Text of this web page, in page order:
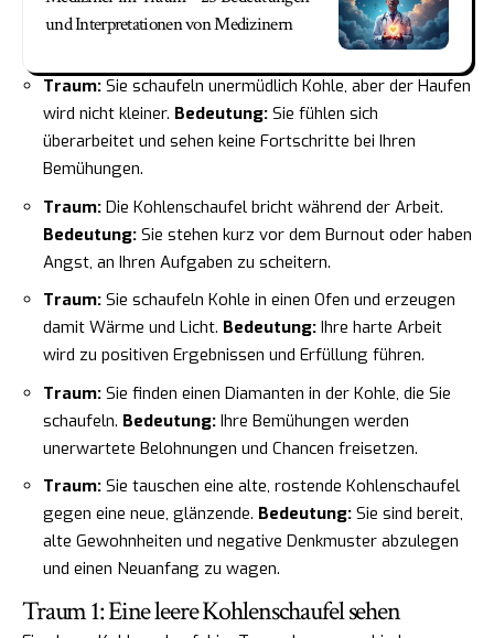
und Interpretationen von Medizinern
Traum: Sie schaufeln unermüdlich Kohle, aber der Haufen
wird nicht kleiner. Bedeutung: Sie fühlen sich
überarbeitet und sehen keine Fortschritte bei Ihren
Bemühungen.
Traum: Die Kohlenschaufel bricht während der Arbeit.
Bedeutung: Sie stehen kurz vor dem Burnout oder haben
Angst, an Ihren Aufgaben zu scheitern.
Traum: Sie schaufeln Kohle in einen Ofen und erzeugen
damit Wärme und Licht. Bedeutung: Ihre harte Arbeit
wird zu positiven Ergebnissen und Erfüllung führen.
Traum: Sie finden einen Diamanten in der Kohle, die Sie
schaufeln. Bedeutung: Ihre Bemühungen werden
unerwartete Belohnungen und Chancen freisetzen.
Traum: Sie tauschen eine alte, rostende Kohlenschaufel
gegen eine neue, glänzende. Bedeutung: Sie sind bereit,
alte Gewohnheiten und negative Denkmuster abzulegen
und einen Neuanfang zu wagen.
Traum 1: Eine leere Kohlenschaufel sehen